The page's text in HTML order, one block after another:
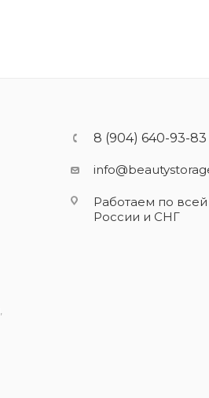
8 (904) 640-93-83
Работаем по всей
России и СНГ